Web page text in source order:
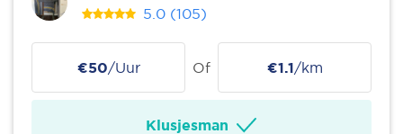
5.0 (105)
€50/Uur Of €1.1/km
Klusjesman